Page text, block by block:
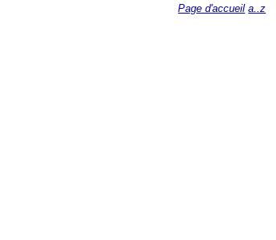
Page d'accueil a..z